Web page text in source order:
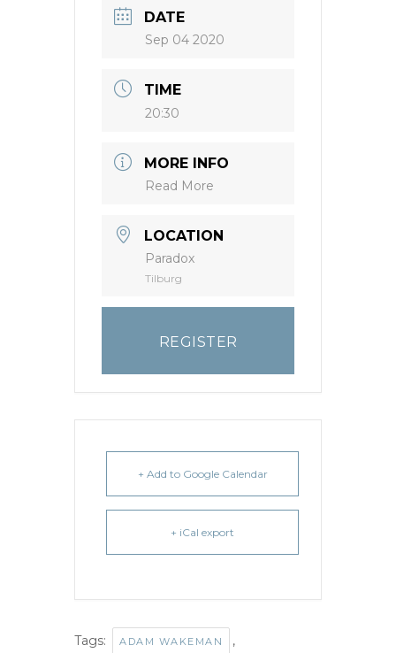
DATE
Sep 04 2020
TIME
20:30
MORE INFO
Read More
LOCATION
Paradox
Tilburg
REGISTER
+ Add to Google Calendar
+ iCal export
Tags: ADAM WAKEMAN ,